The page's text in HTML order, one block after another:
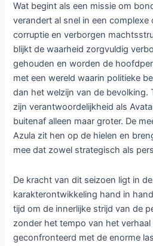
Wat begint als een missie om
verandert al snel in een
corruptie en verborgen
blijkt de waarheid zorgvuldig
gehouden en worden de
met een wereld waarin politieke
dan het welzijn van de bevolking.
zijn verantwoordelijkheid als
buitenaf alleen maar groter. De
Azula zit hen op de hielen en
mee dat zowel strategisch als
De kracht van dit seizoen ligt in
karakterontwikkeling hand in
tijd om de innerlijke strijd van de
zonder het tempo van het
geconfronteerd met de enorme